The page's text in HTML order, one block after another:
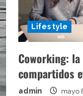
Lifestyle
Coworking:
compartidos
admin mayo